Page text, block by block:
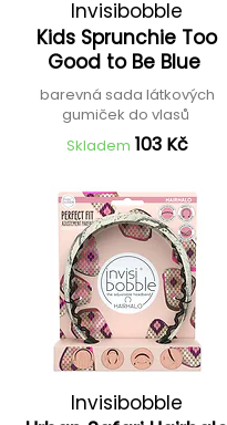
Invisibobble
Kids Sprunchie Too
Good to Be Blue
barevná sada látkových
gumiček do vlasů
Skladem 103 Kč
Invisibobble